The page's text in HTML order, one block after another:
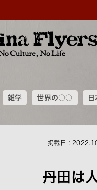
雑学 世界の○○
掲載日：
丹田は